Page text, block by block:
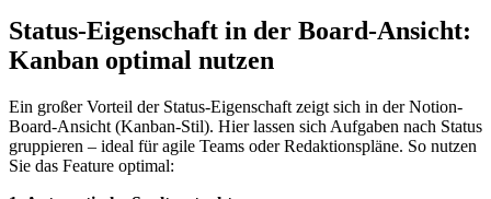
Status-Eigenschaft in der Board-Ansicht:
Kanban optimal nutzen
Ein großer Vorteil der Status-Eigenschaft zeigt sich in der Notion-
Board-Ansicht (Kanban-Stil). Hier lassen sich Aufgaben nach Status
gruppieren – ideal für agile Teams oder Redaktionspläne. So nutzen
Sie das Feature optimal: